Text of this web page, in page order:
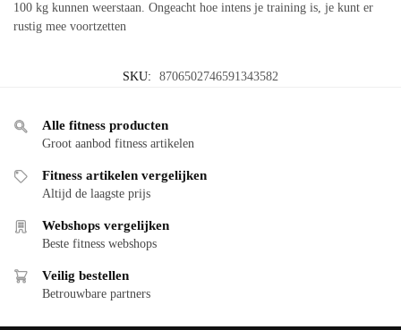
100 kg kunnen weerstaan. Ongeacht hoe intens je training is, je kunt er
rustig mee voortzetten
SKU: 8706502746591343582
Alle fitness producten
Groot aanbod fitness artikelen
Fitness artikelen vergelijken
Altijd de laagste prijs
Webshops vergelijken
Beste fitness webshops
Veilig bestellen
Betrouwbare partners